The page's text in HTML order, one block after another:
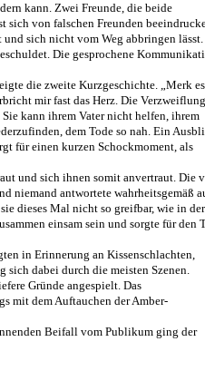
kann. Zwei Freunde, die beide
sich von falschen Freunden
sich nicht vom Weg abbringen lässt.
Die gesprochene
die zweite Kurzgeschichte. „Merk es
mir fast das Herz. Die Verzweiflung
kann ihrem Vater nicht helfen, ihrem
dem Tode so nah. Ein
für einen kurzen Schockmoment, als
und sich ihnen somit anvertraut. Die
niemand antwortete wahrheitsgemäß
dieses Mal nicht so greifbar, wie in der
einsam sein und sorgte für den
in Erinnerung an Kissenschlachten,
sich dabei durch die meisten Szenen.
Gründe angespielt. Das
mit dem Auftauchen der Amber-
Beifall vom Publikum ging der